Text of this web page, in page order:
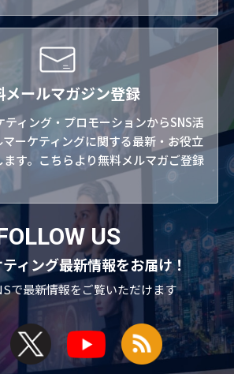
メールマガジン登録
ティング・プロモーションからSNS活
ーケティングに関する最新・お役立
す。こちらより無料メルマガご登録
US
ィング最新情報をお届け！
で最新情報をご覧いただけます